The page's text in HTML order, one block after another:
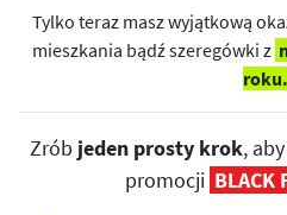
Tylko teraz masz wyjątkową
mieszkania bądź szeregówki z
roku.
Zrób jeden prosty krok,
promocji BLACK